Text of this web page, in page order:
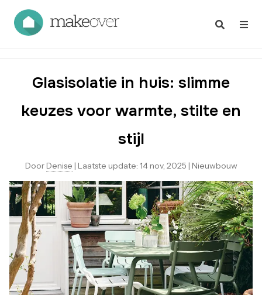
Glasisolatie in huis: slimme
keuzes voor warmte, stilte en
stijl
Door Denise | Laatste update: 14 nov, 2025 | Nieuwbouw